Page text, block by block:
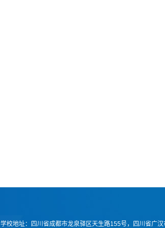
学校地址：四川省成都市龙泉驿区天生路155号，四川省广